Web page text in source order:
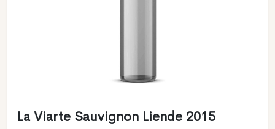
La Viarte Sauvignon Liende 2015